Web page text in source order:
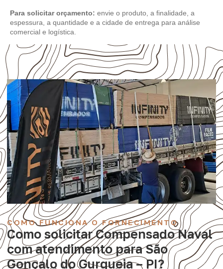
Para solicitar orçamento: envie o produto, a finalidade, a
espessura, a quantidade e a cidade de entrega para análise
comercial e logística.
COMO FUNCIONA O FORNECIMENTO
Como solicitar Compensado Naval
com atendimento para São
Gonçalo do Gurgueia – PI?